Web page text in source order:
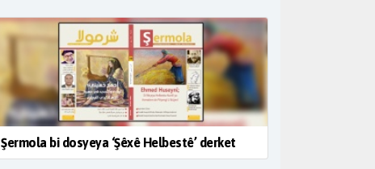
Şermola bi dosyeya ‘Şêxê Helbestê’ derket